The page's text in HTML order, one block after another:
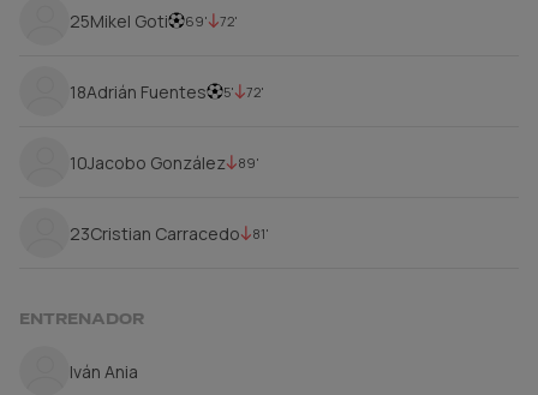
25Mikel Goti 69' 72'
18Adrián Fuentes 5' 72'
10Jacobo González 89'
23Cristian Carracedo 81'
ENTRENADOR
Iván Ania